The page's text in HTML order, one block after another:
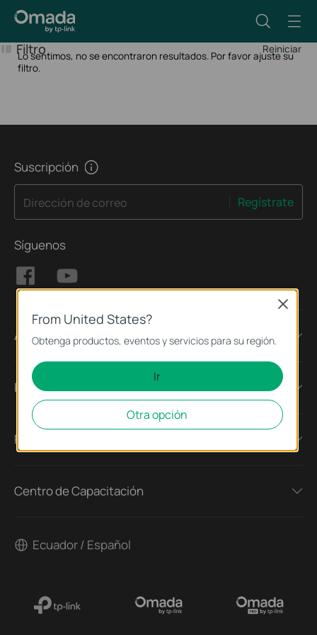
Reiniciar
Filtro
Lo sentimos, no se encontraron resultados. Por favor ajuste su
filtro.
Suscripción
Dirección de correo Regístrate
Síguenos
Acerca de Nosotros
Prensa
Partners
Centro de Capacitación
Ecuador / Español
From United States?
Obtenga productos, eventos y servicios para su región.
Ir
Otra opción
Close